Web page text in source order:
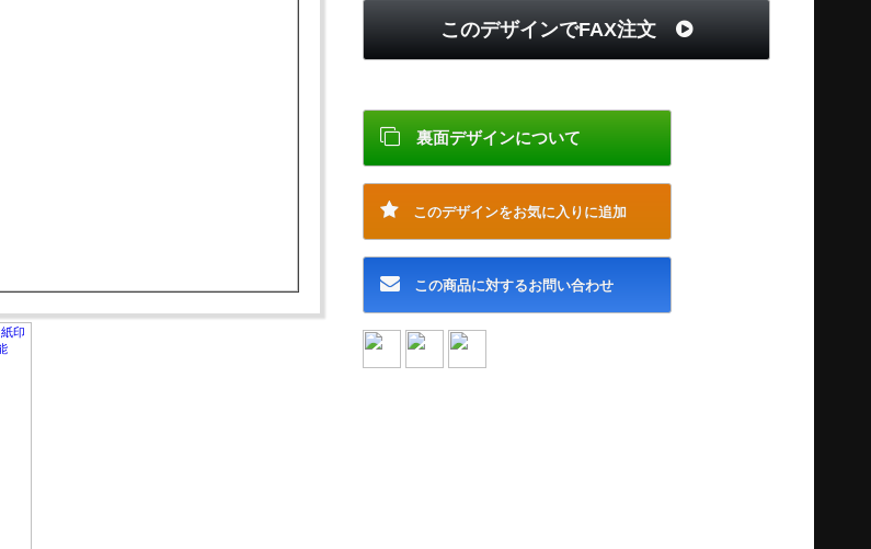
このデザインでFAX注文
裏面デザインについて
このデザインをお気に入りに追加
この商品に対するお問い合わせ